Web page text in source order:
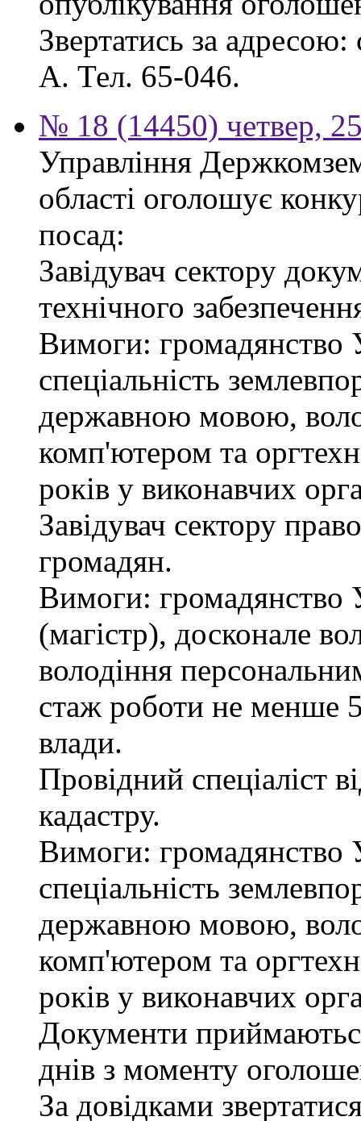
Звертатись за адресою:
А. Тел. 65-046.
№ 18 (14450) четвер,
Управління
області оголошує
посад:
Завідувач сектору
технічного
Вимоги: громадянство
спеціальність
державною мовою,
комп'ютером та
років у виконавчих
Завідувач сектору
громадян.
Вимоги: громадянство
(магістр), досконале
володіння
стаж роботи не менше
влади.
Провідний спеціаліст
кадастру.
Вимоги: громадянство
спеціальність
державною мовою,
комп'ютером та
років у виконавчих
Документи
днів з моменту
За довідками